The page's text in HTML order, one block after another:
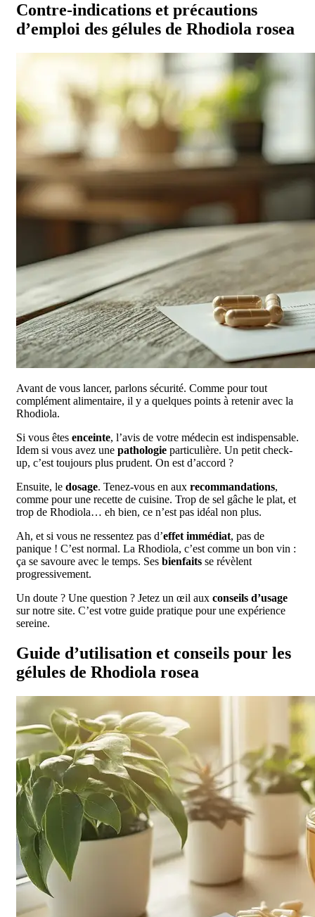
Contre-indications et précautions
d’emploi des gélules de Rhodiola rosea
Avant de vous lancer, parlons sécurité. Comme pour tout
complément alimentaire, il y a quelques points à retenir avec la
Rhodiola.
Si vous êtes enceinte, l’avis de votre médecin est indispensable.
Idem si vous avez une pathologie particulière. Un petit check-
up, c’est toujours plus prudent. On est d’accord ?
Ensuite, le dosage. Tenez-vous en aux recommandations,
comme pour une recette de cuisine. Trop de sel gâche le plat, et
trop de Rhodiola… eh bien, ce n’est pas idéal non plus.
Ah, et si vous ne ressentez pas d’effet immédiat, pas de
panique ! C’est normal. La Rhodiola, c’est comme un bon vin :
ça se savoure avec le temps. Ses bienfaits se révèlent
progressivement.
Un doute ? Une question ? Jetez un œil aux conseils d’usage
sur notre site. C’est votre guide pratique pour une expérience
sereine.
Guide d’utilisation et conseils pour les
gélules de Rhodiola rosea